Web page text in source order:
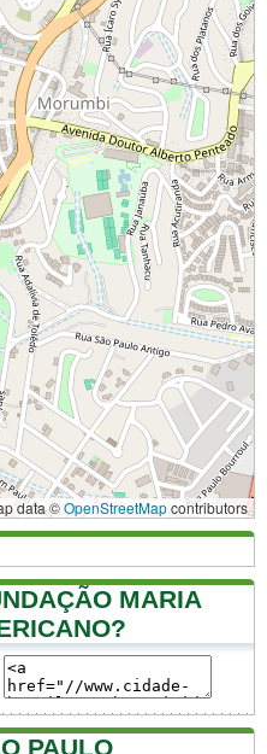
data ©OpenStreetMapcontributors
MARIA
PAULO